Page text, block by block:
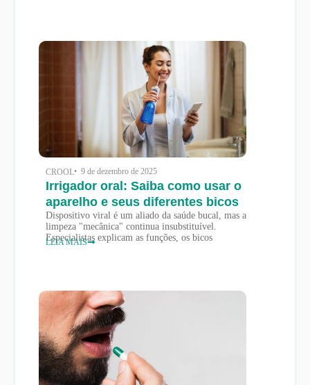
CROOL• 9 de dezembro de 2025
Irrigador oral: Saiba como usar o
aparelho e seus diferentes bicos
Dispositivo viral é um aliado da saúde bucal, mas a
limpeza "mecânica" continua insubstituível.
Especialistas explicam as funções, os bicos
LEIA MAIS